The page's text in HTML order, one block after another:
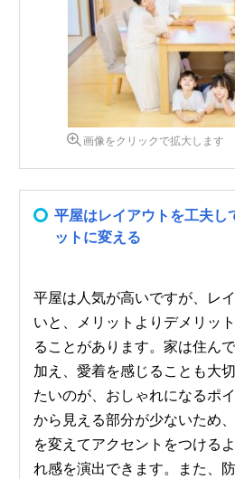
画像をクリックで拡大します
平屋はレイアウトを工夫し
ットに変える
平屋は人気が高いですが、レ
いと、メリットよりデメリッ
ることがあります。家は住ん
加え、愛着を感じることも大
たいのが、おしゃれになるポ
から見える部分が少ないため
を変えてアクセントをつける
れ感を演出できます。また、